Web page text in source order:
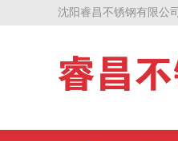
沈阳睿昌不锈钢有限公司